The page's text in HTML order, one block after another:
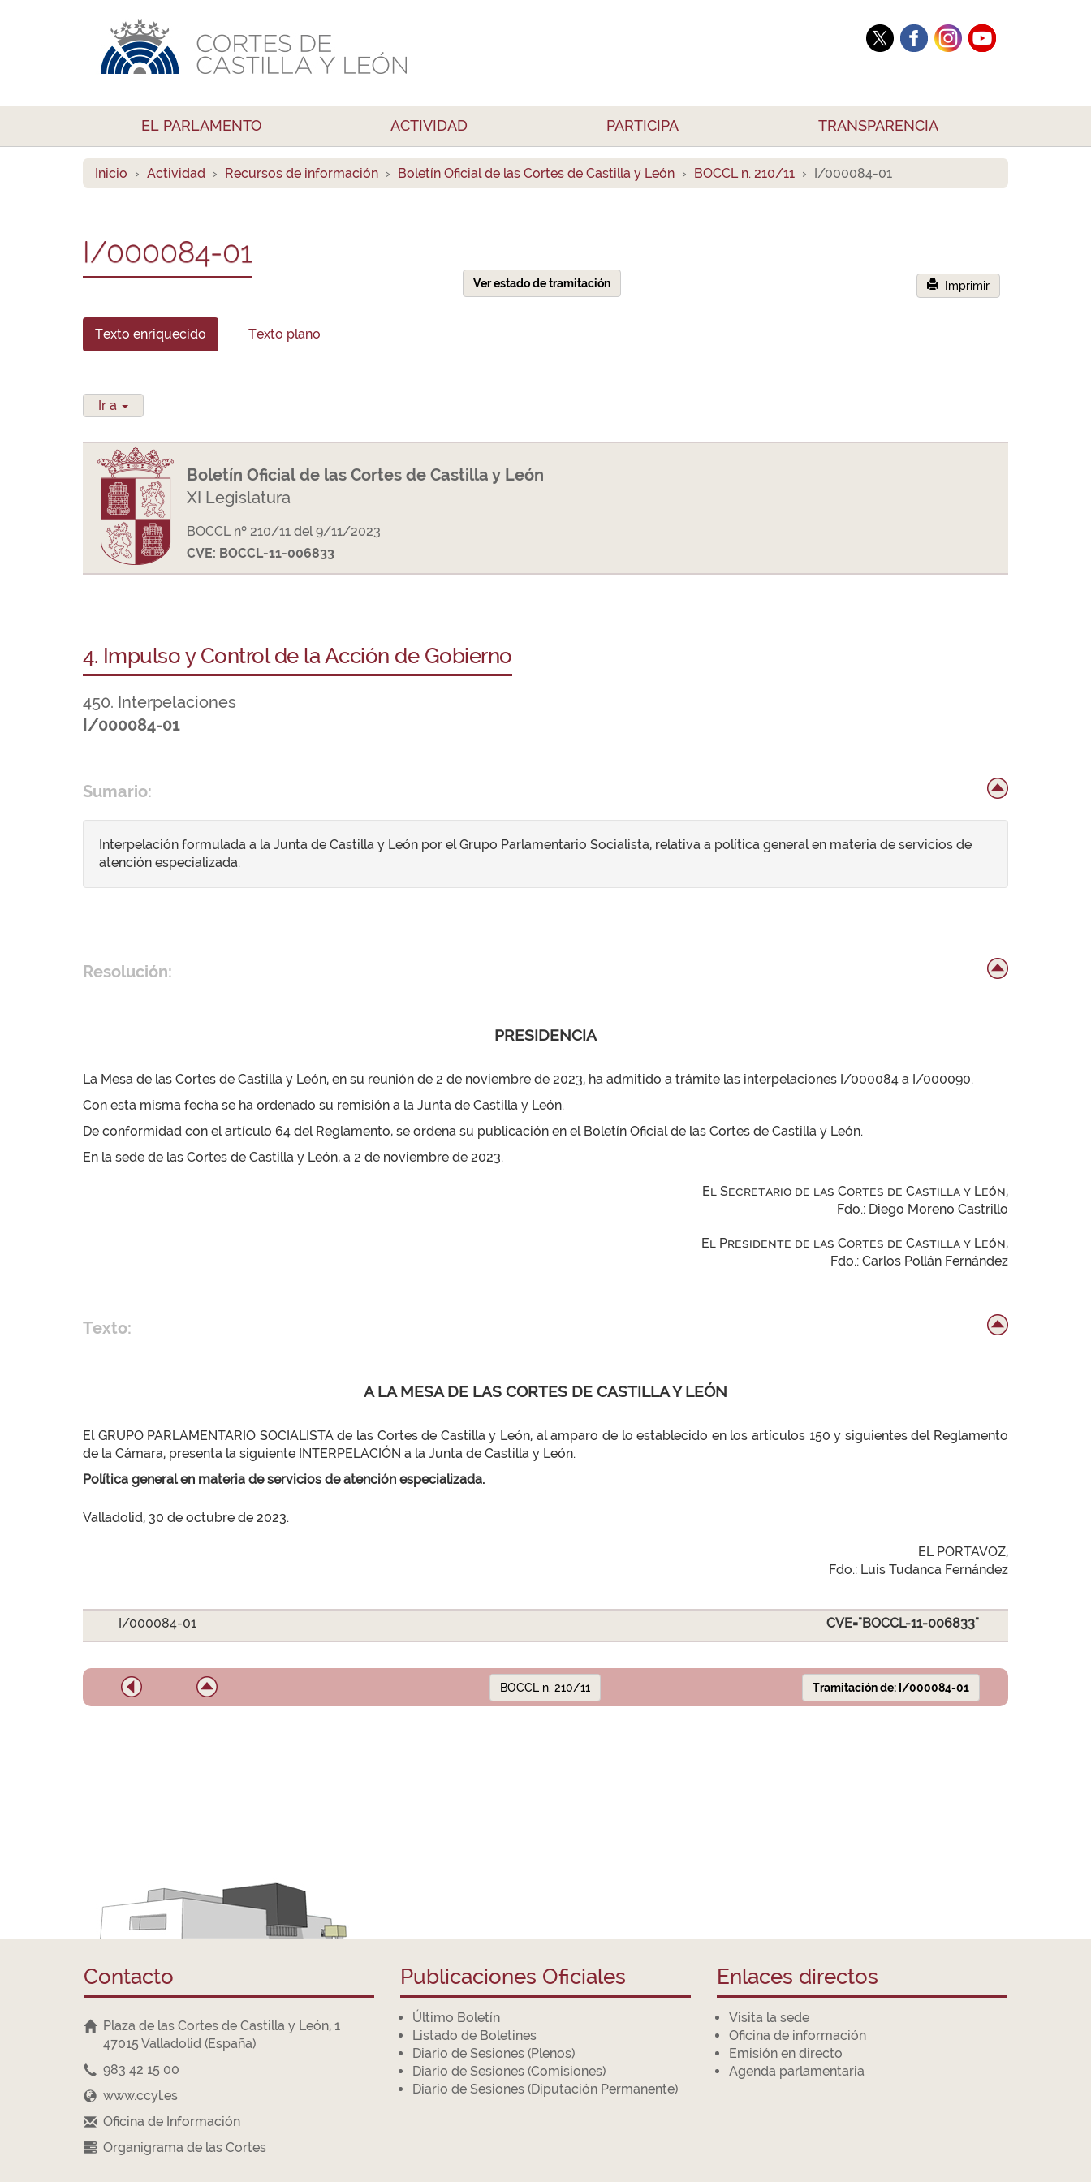
EL PARLAMENTO ACTIVIDAD PARTICIPA TRANSPARENCIA
Inicio Actividad Recursos de información Boletín Oficial de las Cortes de Castilla y León BOCCL n. 210/11 I/000084-01
I/000084-01
Ver estado de tramitación Imprimir
Texto enriquecido Texto plano
Ir a
Boletín Oficial de las Cortes de Castilla y León
XI Legislatura
BOCCL nº 210/11 del 9/11/2023
CVE: BOCCL-11-006833
4. Impulso y Control de la Acción de Gobierno
450. Interpelaciones
I/000084-01
Sumario:
Interpelación formulada a la Junta de Castilla y León por el Grupo Parlamentario Socialista, relativa a política general en materia de servicios de
atención especializada.
Resolución:
PRESIDENCIA
La Mesa de las Cortes de Castilla y León, en su reunión de 2 de noviembre de 2023, ha admitido a trámite las interpelaciones I/000084 a I/000090.
Con esta misma fecha se ha ordenado su remisión a la Junta de Castilla y León.
De conformidad con el artículo 64 del Reglamento, se ordena su publicación en el Boletín Oficial de las Cortes de Castilla y León.
En la sede de las Cortes de Castilla y León, a 2 de noviembre de 2023.
El Secretario de las Cortes de Castilla y León,
Fdo.: Diego Moreno Castrillo
El Presidente de las Cortes de Castilla y León,
Fdo.: Carlos Pollán Fernández
Texto:
A LA MESA DE LAS CORTES DE CASTILLA Y LEÓN
El GRUPO PARLAMENTARIO SOCIALISTA de las Cortes de Castilla y León, al amparo de lo establecido en los artículos 150 y siguientes del Reglamento
de la Cámara, presenta la siguiente INTERPELACIÓN a la Junta de Castilla y León.
Política general en materia de servicios de atención especializada.
Valladolid, 30 de octubre de 2023.
EL PORTAVOZ,
Fdo.: Luis Tudanca Fernández
I/000084-01 CVE="BOCCL-11-006833"
BOCCL n. 210/11 Tramitación de: I/000084-01
Contacto
Plaza de las Cortes de Castilla y León, 1
47015 Valladolid (España)
983 42 15 00
www.ccyl.es
Oficina de Información
Organigrama de las Cortes
Publicaciones Oficiales
Último Boletín
Listado de Boletines
Diario de Sesiones (Plenos)
Diario de Sesiones (Comisiones)
Diario de Sesiones (Diputación Permanente)
Enlaces directos
Visita la sede
Oficina de información
Emisión en directo
Agenda parlamentaria